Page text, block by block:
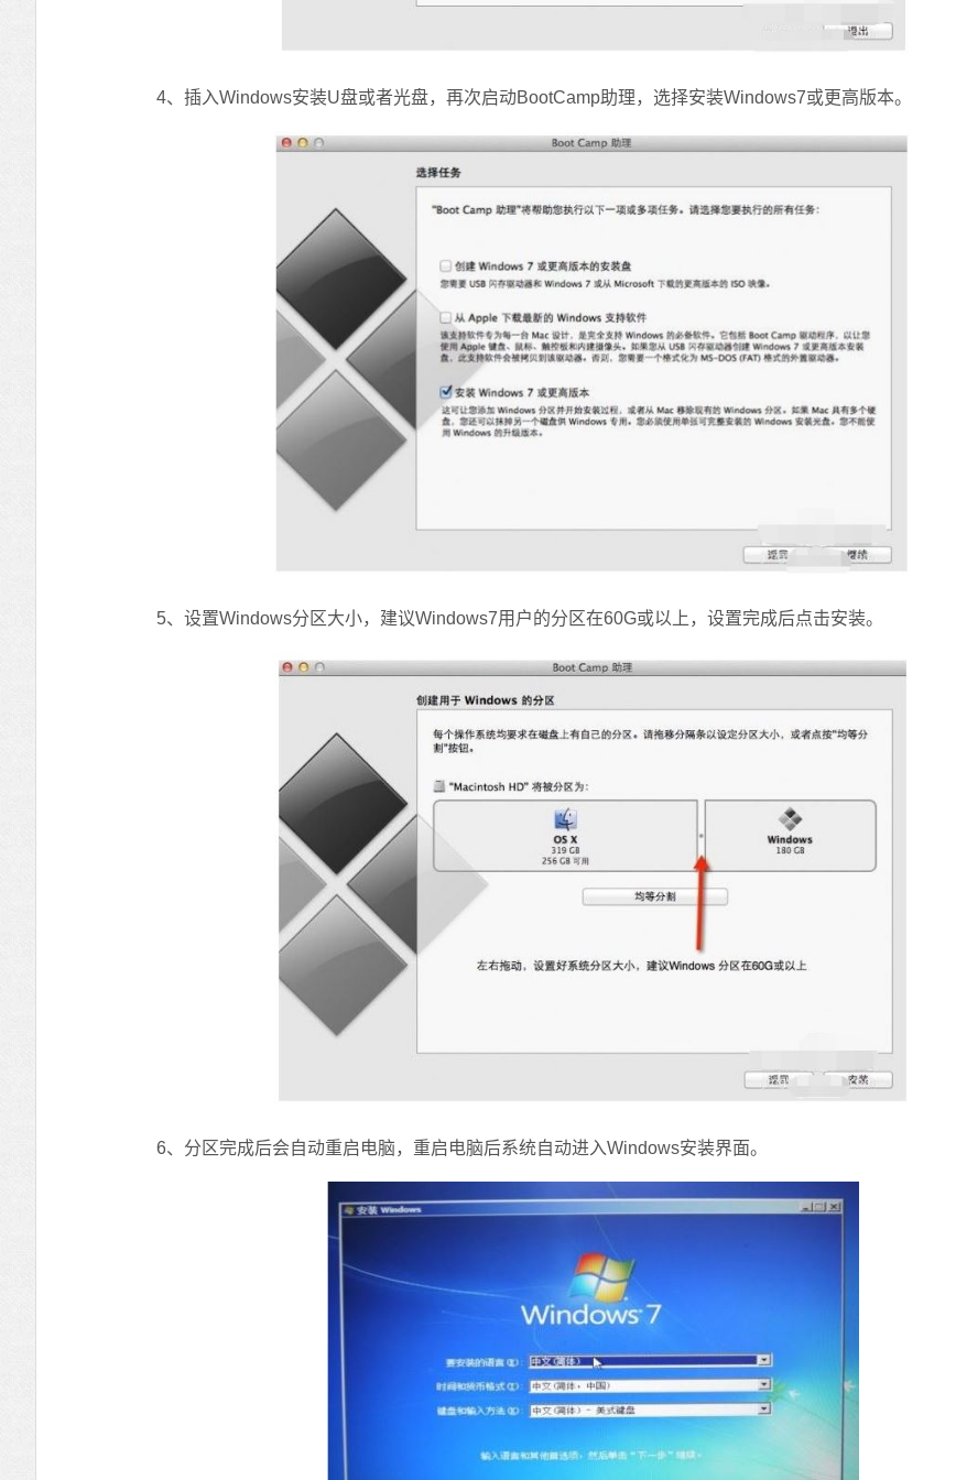
4、插入Windows安装U盘或者光盘，再次启动BootCamp助理，选择安装Windows7或更高版本。
5、设置Windows分区大小，建议Windows7用户的分区在60G或以上，设置完成后点击安装。
6、分区完成后会自动重启电脑，重启电脑后系统自动进入Windows安装界面。